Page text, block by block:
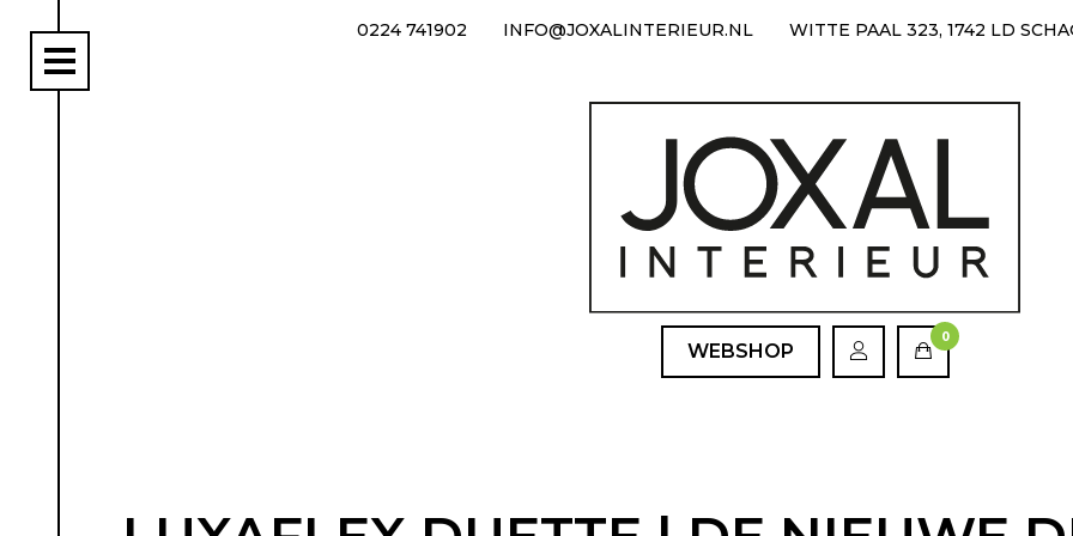
0224 741902 INFO@JOXALINTERIEUR.NL WITTE PAAL 323, 1742 LD
WEBSHOP
0